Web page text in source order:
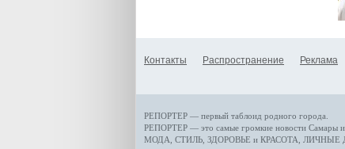
Контакты Распространение Реклама
РЕПОРТЕР — первый таблоид родного города.
РЕПОРТЕР — это самые громкие новости Самары и
МОДА, СТИЛЬ ЗДОРОВЬЕ и КРАСОТА ЛИЧНЫЕ